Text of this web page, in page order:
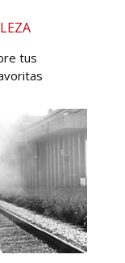
tus